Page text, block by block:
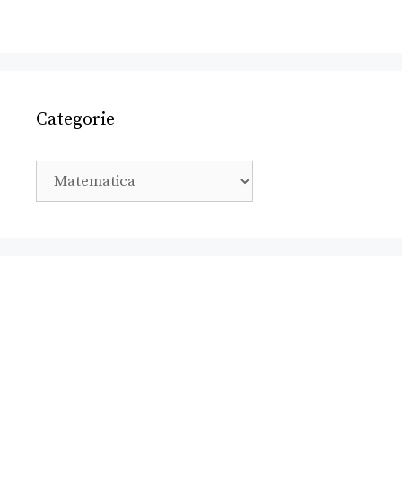
Categorie